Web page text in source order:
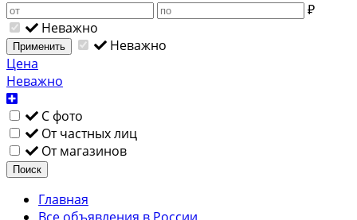
₽
Неважно
Применить
Неважно
Цена
Неважно
С фото
От частных лиц
От магазинов
Поиск
Главная